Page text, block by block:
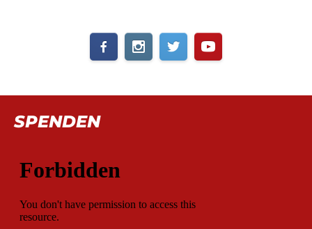
SPENDEN